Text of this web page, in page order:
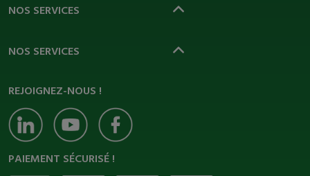
NOS SERVICES
NOS SERVICES
REJOIGNEZ-NOUS !
PAIEMENT SÉCURISÉ !